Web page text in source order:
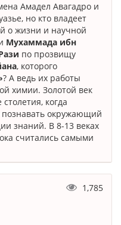
Амадел Авагадро и
но кто владеет
о жизни и научной
Мухаммада ибн
по прозвищу
, которого
? А ведь их работы
химии. Золотой век
когда
познавать окружающий
знаний. В 8-13 веках
считались самыми
1,785